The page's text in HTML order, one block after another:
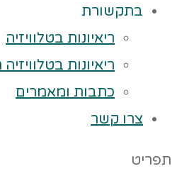
בתקשורת
ריאיונות בטלוויזיה
ריאיונות
כתבות ומאמרים
צרו קשר
תפריט